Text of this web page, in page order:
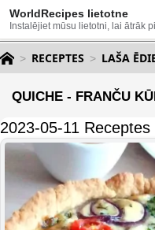
WorldRecipes lietotne
Instalējiet mūsu lietotni, lai ātrāk
RECEPTES LAŠA
QUICHE - FRANČU
2023-05-11